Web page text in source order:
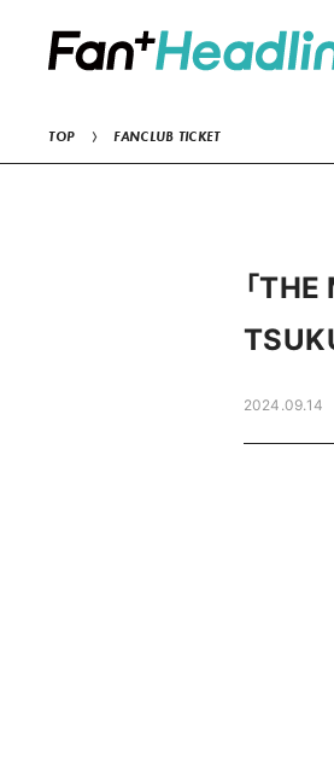
TOP FANCLUB TICKET
「
2024.09.14